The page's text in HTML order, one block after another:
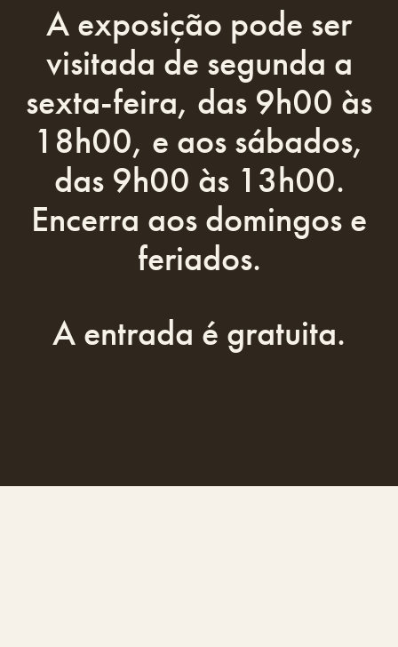
A exposição pode ser
visitada de segunda a
sexta-feira, das 9h00 às
18h00, e aos sábados,
das 9h00 às 13h00.
Encerra aos domingos e
feriados.
A entrada é gratuita.